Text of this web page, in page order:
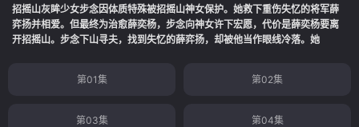
招摇山灰眸少女步念因体质特殊被招摇山神女保护。她救下重伤失忆的将军薛
弈扬并相爱。但最终为治愈薛奕杨，步念向神女许下宏愿，代价是薛奕杨要离
开招摇山。步念下山寻夫，找到失忆的薛弈扬，却被他当作眼线冷落。她
第01集 第02集
第03集 第04集